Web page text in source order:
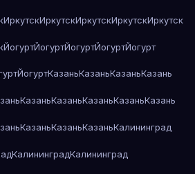
ИркутскИркутскИркутскИркутскИркутск
ЙогуртЙогуртЙогуртЙогуртЙогурт
ЙогуртКазаньКазаньКазаньКазань
КазаньКазаньКазаньКазаньКазань
КазаньКазаньКазаньКалининград
КалининградКалининград